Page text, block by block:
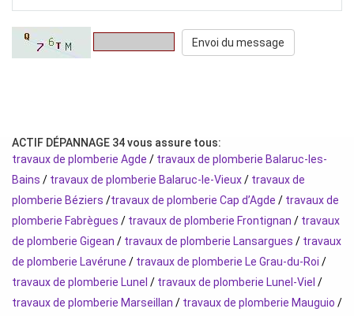
ACTIF DÉPANNAGE 34 vous assure tous:
travaux de plomberie Agde / travaux de plomberie Balaruc-les-
Bains / travaux de plomberie Balaruc-le-Vieux/ travaux de
plomberie Béziers /travaux de plomberie Cap d’Agde / travaux de
plomberie Fabrègues / travaux de plomberie Frontignan / travaux
de plomberie Gigean / travaux de plomberie Lansargues / travaux
de plomberie Lavérune / travaux de plomberie Le Grau-du-Roi /
travaux de plomberie Lunel / travaux de plomberie Lunel-Viel /
travaux de plomberie Marseillan / travaux de plomberie Mauguio /